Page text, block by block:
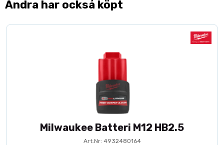
Andra har också köpt
Milwaukee Batteri M12 HB2.5
Art.Nr: 4932480164